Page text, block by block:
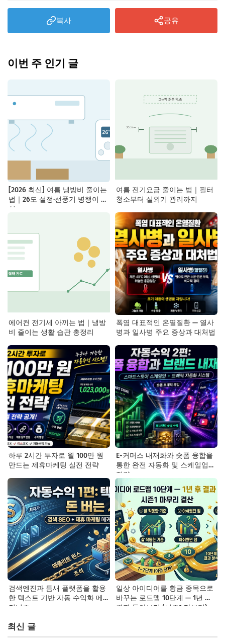
복사 공유
이번 주 인기 글
[2026 최신] 여름 냉방비 줄이는
법｜26도 설정·선풍기 병행이 핵
심
여름 전기요금 줄이는 법｜필터
청소부터 실외기 관리까지
에어컨 전기세 아끼는 법｜냉방
비 줄이는 생활 습관 총정리
폭염 대표적인 온열질환 — 열사
병과 일사병 주요 증상과 대처법
하루 2시간 투자로 월 100만 원
만드는 제휴마케팅 실전 전략
E-커머스 내재화와 숏폼 융합을
통한 완전 자동화 및 스케일업
전략
검색엔진과 틈새 플랫폼을 활용
한 텍스트 기반 자동 수익화 메
커니즘
일상 아이디어를 황금 종목으로
바꾸는 로드맵 10단계 — 1년 후
결과 돌아보기 (시즌1 마무리)
최신 글